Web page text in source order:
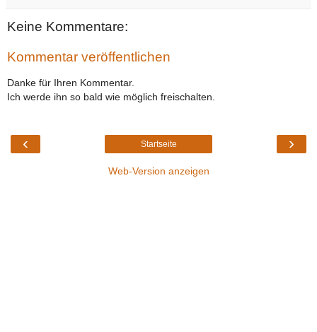
Keine Kommentare:
Kommentar veröffentlichen
Danke für Ihren Kommentar.
Ich werde ihn so bald wie möglich freischalten.
‹ ›
Startseite
Web-Version anzeigen